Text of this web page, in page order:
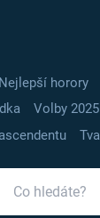
Nejlepší horory
Volby 2025